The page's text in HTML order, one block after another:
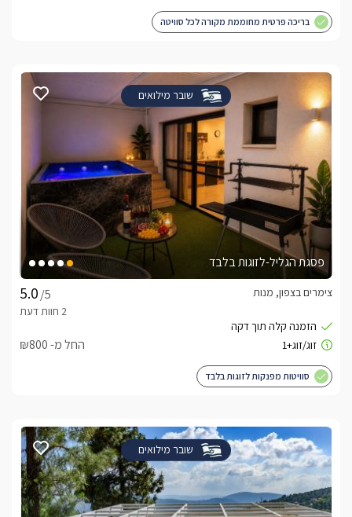
בריכה פרטית מחוממת מקורה לכל סוויטה
שובר מילואים
פסגת הגליל-לזוגות בלבד
/5
צימרים בצפון, מנות
החל מ- ₪800
סוויטות מפנקות לזוגות בלבד
שובר מילואים